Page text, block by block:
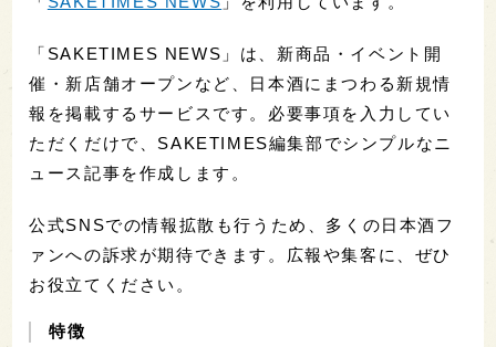
「SAKETIMES NEWS」は、新商品・イベント開
催・新店舗オープンなど、日本酒にまつわる新規情
報を掲載するサービスです。必要事項を入力してい
ただくだけで、SAKETIMES編集部でシンプルなニ
ュース記事を作成します。
公式SNSでの情報拡散も行うため、多くの日本酒フ
ァンへの訴求が期待できます。広報や集客に、ぜひ
お役立てください。
特徴